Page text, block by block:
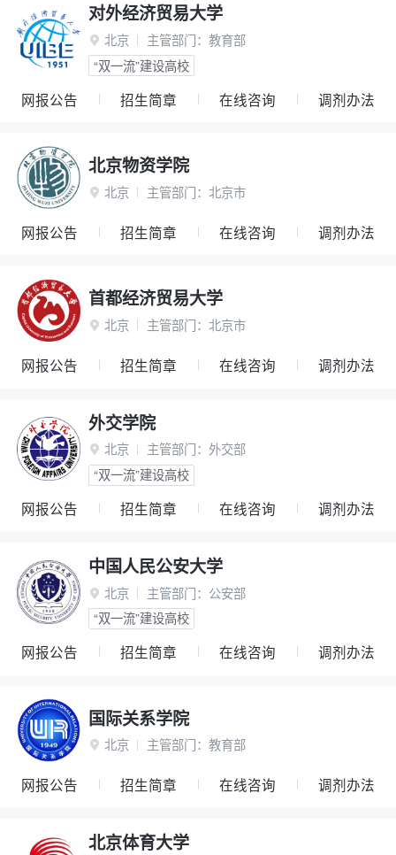
对外经济贸易大学
 北京 主管部门： 教育部
“双一流”建设高校
网报公告 招生简章 在线咨询 调剂办法
北京物资学院
 北京 主管部门： 北京市
网报公告 招生简章 在线咨询 调剂办法
首都经济贸易大学
 北京 主管部门： 北京市
网报公告 招生简章 在线咨询 调剂办法
外交学院
 北京 主管部门： 外交部
“双一流”建设高校
网报公告 招生简章 在线咨询 调剂办法
中国人民公安大学
 北京 主管部门： 公安部
“双一流”建设高校
网报公告 招生简章 在线咨询 调剂办法
国际关系学院
 北京 主管部门： 教育部
网报公告 招生简章 在线咨询 调剂办法
北京体育大学